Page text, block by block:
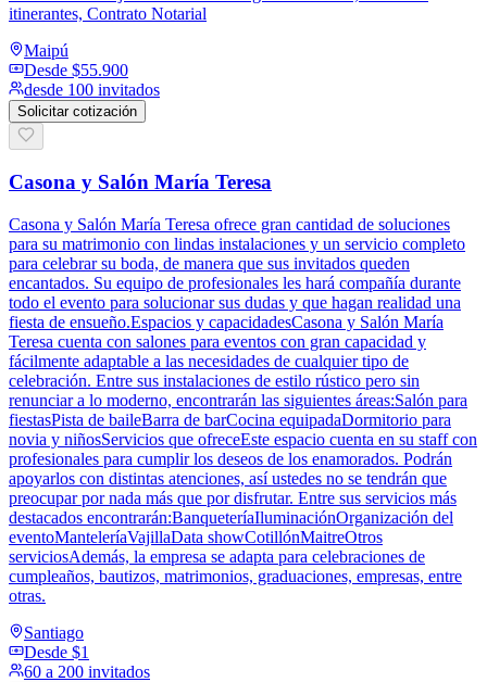
itinerantes, Contrato Notarial
Maipú
Desde $55.900
desde 100 invitados
Solicitar cotización
Casona y Salón María Teresa
Casona y Salón María Teresa ofrece gran cantidad de soluciones
para su matrimonio con lindas instalaciones y un servicio completo
para celebrar su boda, de manera que sus invitados queden
encantados. Su equipo de profesionales les hará compañía durante
todo el evento para solucionar sus dudas y que hagan realidad una
fiesta de ensueño.Espacios y capacidadesCasona y Salón María
Teresa cuenta con salones para eventos con gran capacidad y
fácilmente adaptable a las necesidades de cualquier tipo de
celebración. Entre sus instalaciones de estilo rústico pero sin
renunciar a lo moderno, encontrarán las siguientes áreas:Salón para
fiestasPista de baileBarra de barCocina equipadaDormitorio para
novia y niñosServicios que ofreceEste espacio cuenta en su staff con
profesionales para cumplir los deseos de los enamorados. Podrán
apoyarlos con distintas atenciones, así ustedes no se tendrán que
preocupar por nada más que por disfrutar. Entre sus servicios más
destacados encontrarán:BanqueteríaIluminaciónOrganización del
eventoManteleríaVajillaData showCotillónMaitreOtros
serviciosAdemás, la empresa se adapta para celebraciones de
cumpleaños, bautizos, matrimonios, graduaciones, empresas, entre
otras.
Santiago
Desde $1
60 a 200 invitados